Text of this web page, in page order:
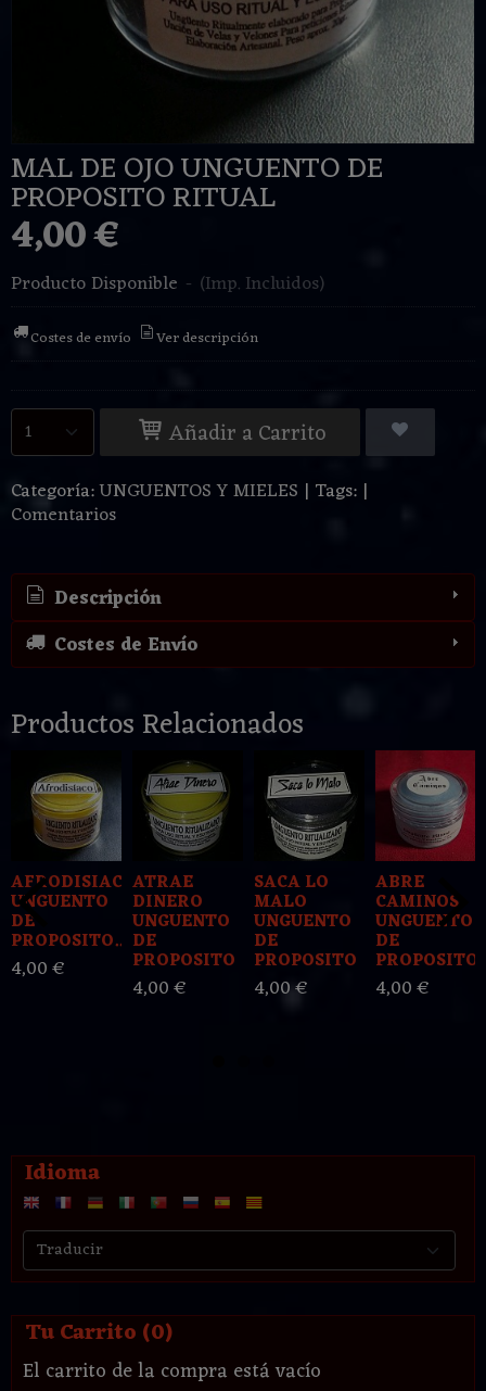
Idioma
Tu Carrito (0)
El carrito de la compra está vacío
MAL DE OJO UNGUENTO DE
PROPOSITO RITUAL
4,00 €
Producto Disponible - (Imp. Incluidos)
Costes de envío Ver descripción
Añadir a Carrito
Categoría:UNGUENTOS Y MIELES | Tags: |
Comentarios
Descripción
Costes de Envío
Productos Relacionados
AFRODISIACO
UNGUENTO
DE
PROPOSITO...
4,00 €
ATRAE
DINERO
UNGUENTO
DE
PROPOSITO
4,00 €
SACA LO
MALO
UNGUENTO
DE
PROPOSITO
4,00 €
ABRE
CAMINOS
UNGUENTO
DE
PROPOSITO
4,00 €